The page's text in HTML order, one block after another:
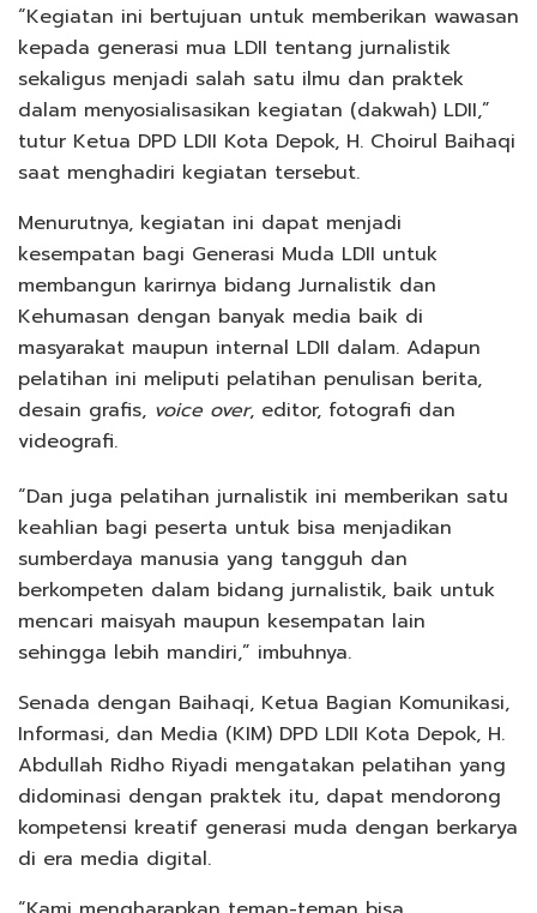
“Kegiatan ini bertujuan untuk memberikan wawasan
kepada generasi mua LDII tentang jurnalistik
sekaligus menjadi salah satu ilmu dan praktek
dalam menyosialisasikan kegiatan (dakwah) LDII,”
tutur Ketua DPD LDII Kota Depok, H. Choirul Baihaqi
saat menghadiri kegiatan tersebut.
Menurutnya, kegiatan ini dapat menjadi
kesempatan bagi Generasi Muda LDII untuk
membangun karirnya bidang Jurnalistik dan
Kehumasan dengan banyak media baik di
masyarakat maupun internal LDII dalam. Adapun
pelatihan ini meliputi pelatihan penulisan berita,
desain grafis, voice over, editor, fotografi dan
videografi.
“Dan juga pelatihan jurnalistik ini memberikan satu
keahlian bagi peserta untuk bisa menjadikan
sumberdaya manusia yang tangguh dan
berkompeten dalam bidang jurnalistik, baik untuk
mencari maisyah maupun kesempatan lain
sehingga lebih mandiri,” imbuhnya.
Senada dengan Baihaqi, Ketua Bagian Komunikasi,
Informasi, dan Media (KIM) DPD LDII Kota Depok, H.
Abdullah Ridho Riyadi mengatakan pelatihan yang
didominasi dengan praktek itu, dapat mendorong
kompetensi kreatif generasi muda dengan berkarya
di era media digital.